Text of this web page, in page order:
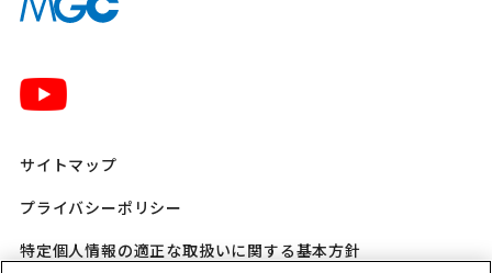
サイトマップ
プライバシーポリシー
特定個人情報の適正な取扱いに関する基本方針